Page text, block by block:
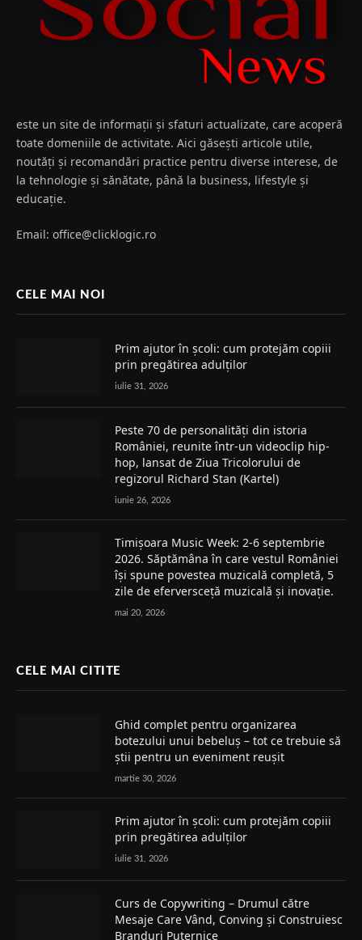
este un site de informații și sfaturi actualizate, care acoperă
toate domeniile de activitate. Aici găsești articole utile,
noutăți și recomandări practice pentru diverse interese, de
la tehnologie și sănătate, până la business, lifestyle și
educație.
Email: office@clicklogic.ro
CELE MAI NOI
Prim ajutor în școli: cum protejăm copiii
prin pregătirea adulților
iulie 31, 2026
Peste 70 de personalități din istoria
României, reunite într-un videoclip hip-
hop, lansat de Ziua Tricolorului de
regizorul Richard Stan (Kartel)
iunie 26, 2026
Timișoara Music Week: 2-6 septembrie
2026. Săptămâna în care vestul României
își spune povestea muzicală completă, 5
zile de eferversceță muzicală și inovație.
mai 20, 2026
CELE MAI CITITE
Ghid complet pentru organizarea
botezului unui bebeluș – tot ce trebuie să
știi pentru un eveniment reușit
martie 30, 2026
Prim ajutor în școli: cum protejăm copiii
prin pregătirea adulților
iulie 31, 2026
Curs de Copywriting – Drumul către
Mesaje Care Vând, Conving și Construiesc
Branduri Puternice